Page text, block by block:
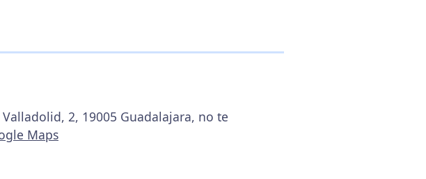
2, 19005 Guadalajara, no te
Maps